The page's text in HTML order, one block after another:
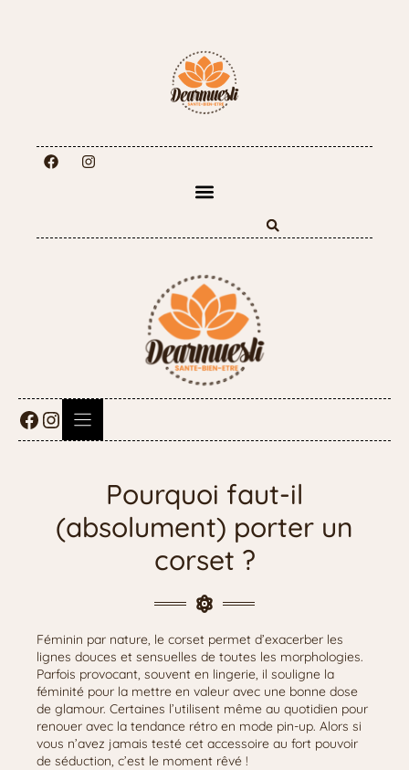
Pourquoi faut-il
(absolument) porter un
corset ?
Féminin par nature, le corset permet d’exacerber les
lignes douces et sensuelles de toutes les morphologies.
Parfois provocant, souvent en lingerie, il souligne la
féminité pour la mettre en valeur avec une bonne dose
de glamour. Certaines l’utilisent même au quotidien pour
renouer avec la tendance rétro en mode pin-up. Alors si
vous n’avez jamais testé cet accessoire au fort pouvoir
de séduction, c’est le moment rêvé !